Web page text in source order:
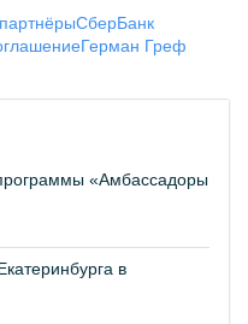
партнёрыСберБанк
Герман Греф
«Амбассадоры
в